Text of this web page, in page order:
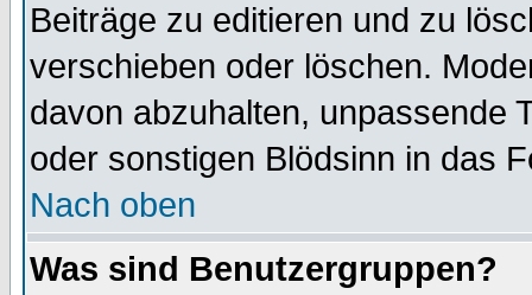
Beiträge zu editieren und zu
verschieben oder löschen.
davon abzuhalten, unpassende
oder sonstigen Blödsinn in das
Nach oben
Was sind Benutzergruppen?